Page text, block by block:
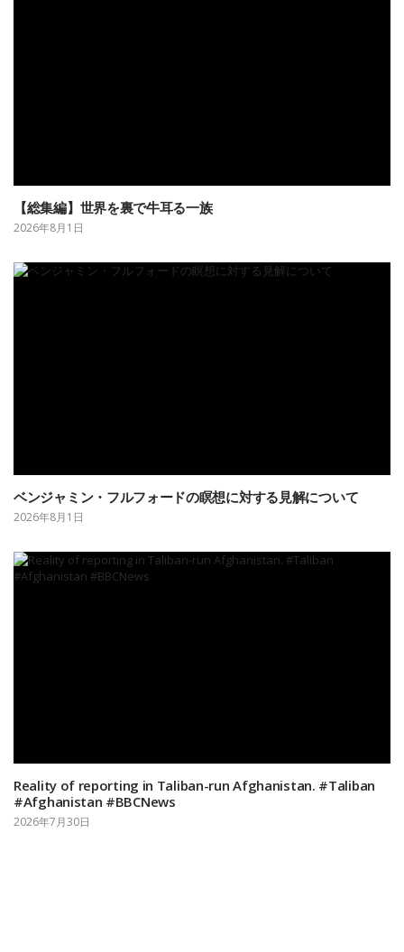
【総集編】世界を裏で牛耳る一族
2026年8月1日
ベンジャミン・フルフォードの瞑想に対する見解について
2026年8月1日
Reality of reporting in Taliban-run Afghanistan. #Taliban
#Afghanistan #BBCNews
2026年7月30日